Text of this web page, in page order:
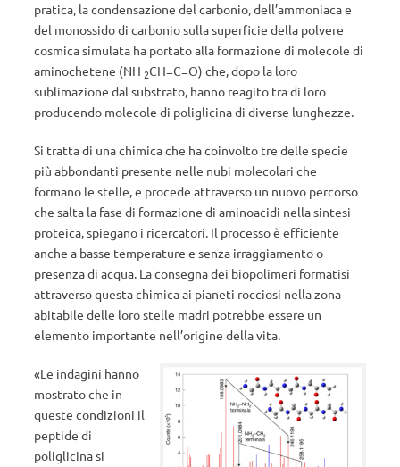
pratica, la condensazione del carbonio, dell’ammoniaca e
del monossido di carbonio sulla superficie della polvere
cosmica simulata ha portato alla formazione di molecole di
aminochetene (NH 2CH=C=O) che, dopo la loro
sublimazione dal substrato, hanno reagito tra di loro
producendo molecole di poliglicina di diverse lunghezze.
Si tratta di una chimica che ha coinvolto tre delle specie
più abbondanti presente nelle nubi molecolari che
formano le stelle, e procede attraverso un nuovo percorso
che salta la fase di formazione di aminoacidi nella sintesi
proteica, spiegano i ricercatori. Il processo è efficiente
anche a basse temperature e senza irraggiamento o
presenza di acqua. La consegna dei biopolimeri formatisi
attraverso questa chimica ai pianeti rocciosi nella zona
abitabile delle loro stelle madri potrebbe essere un
elemento importante nell’origine della vita.
«Le indagini hanno
mostrato che in
queste condizioni il
peptide di
poliglicina si